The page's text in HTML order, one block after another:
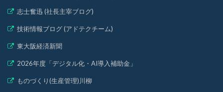
志士奮迅 (社長主宰ブログ)
技術情報ブログ (アドテクチーム)
東大阪経済新聞
2026年度「デジタル化・AI導入補助金」
ものづくり(生産管理)川柳